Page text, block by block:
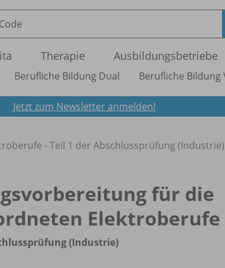
Therapie Ausbildungsbetriebe
Berufliche Bildung Dual Berufliche Bildung
Jetzt zum Newsletter anmelden!
- Teil 1 der Abschlussprüfung (Industrie)
für die
Elektroberufe
(Industrie)